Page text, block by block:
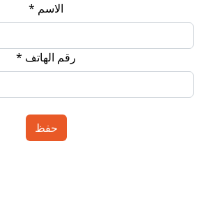
الاسم *
رقم الهاتف *